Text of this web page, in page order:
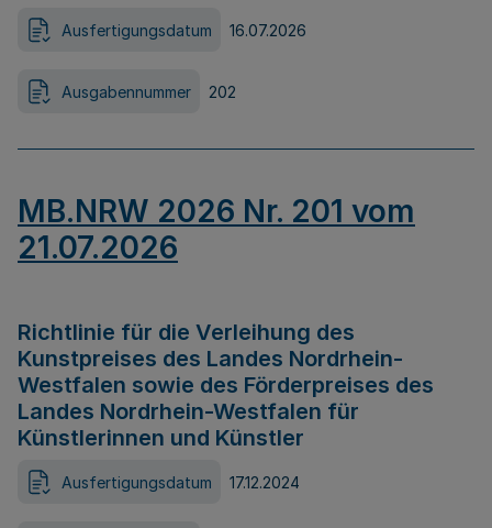
Ausfertigungsdatum 16.07.2026
Ausgabennummer 202
MB.NRW 2026 Nr. 201 vom
21.07.2026
Richtlinie für die Verleihung des
Kunstpreises des Landes Nordrhein-
Westfalen sowie des Förderpreises des
Landes Nordrhein-Westfalen für
Künstlerinnen und Künstler
Ausfertigungsdatum 17.12.2024